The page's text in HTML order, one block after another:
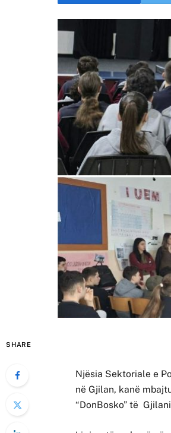
SHARE
Njësia Sektoriale e
në Gjilan, kanë
“DonBosko” të